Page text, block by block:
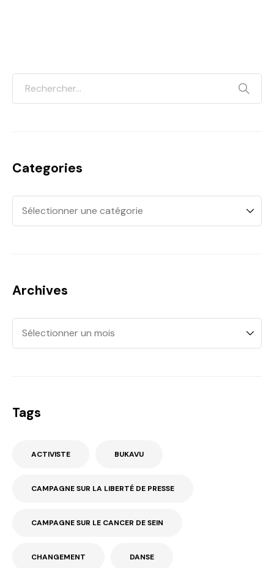
Categories
Archives
Tags
ACTIVISTE BUKAVU
CAMPAGNE SUR LA LIBERTÉ DE PRESSE
CAMPAGNE SUR LE CANCER DE SEIN
CHANGEMENT DANSE